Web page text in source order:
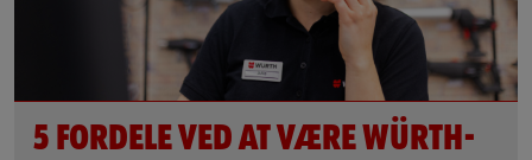
5 FORDELE VED AT VÆRE WÜRTH-